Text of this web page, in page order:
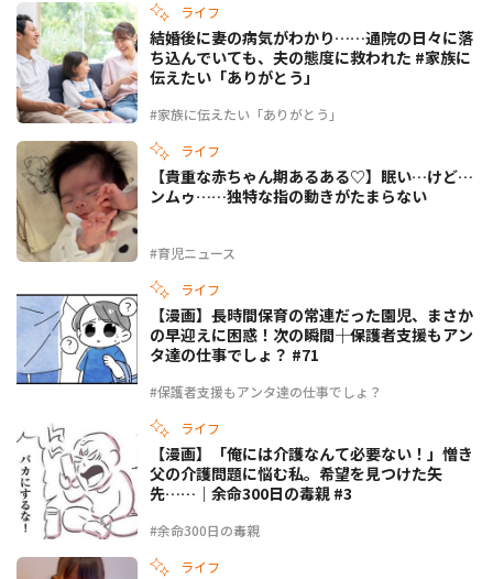
ライフ
#家族に伝えたい「ありがとう」
結婚後に妻の病気がわかり……通院の日々に落
ち込んでいても、夫の態度に救われた #家族に
伝えたい「ありがとう」
ライフ
#育児ニュース
【貴重な赤ちゃん期あるある♡】眠い…けど…
ンムゥ……独特な指の動きがたまらない
ライフ
#保護者支援もアンタ達の仕事でしょ？
【漫画】長時間保育の常連だった園児、まさか
の早迎えに困惑！次の瞬間――｜保護者支援もアン
タ達の仕事でしょ？ #71
ライフ
#余命300日の毒親
【漫画】「俺には介護なんて必要ない！」憎き
父の介護問題に悩む私。希望を見つけた矢
先……｜余命300日の毒親 #3
ライフ